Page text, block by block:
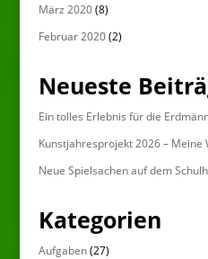
März 2020(8)
Februar 2020(2)
Neueste
Ein tolles Erlebnis für die
Kunstjahresprojekt 2026 – Meine
Neue Spielsachen auf dem
Kategorien
Aufgaben(27)